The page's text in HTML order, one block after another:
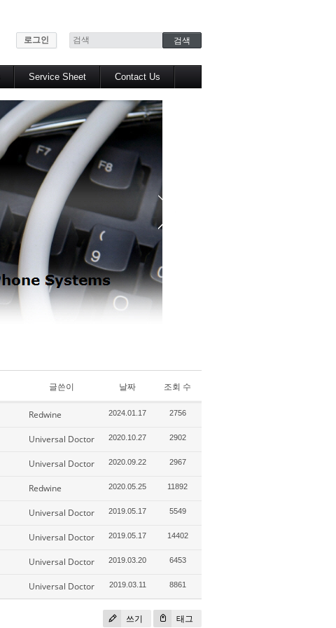
로그인
Service Sheet Contact Us
글쓴이 날짜 조회 수
Redwine 2024.01.17 2756
Universal Doctor 2020.10.27 2902
Universal Doctor 2020.09.22 2967
Redwine 2020.05.25 11892
Universal Doctor 2019.05.17 5549
Universal Doctor 2019.05.17 14402
Universal Doctor 2019.03.20 6453
Universal Doctor 2019.03.11 8861
쓰기 태그